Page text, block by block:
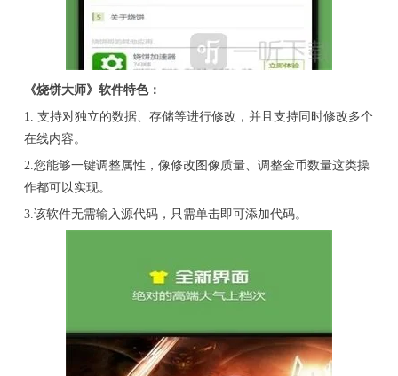
《烧饼大师》软件特色：
1. 支持对独立的数据、存储等进行修改，并且支持同时修改多个
在线内容。
2.您能够一键调整属性，像修改图像质量、调整金币数量这类操
作都可以实现。
3.该软件无需输入源代码，只需单击即可添加代码。